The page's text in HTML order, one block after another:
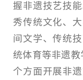
握非遗技艺技
秀传统文化、
间文学、传统
统体育等非遗
个方面开展非